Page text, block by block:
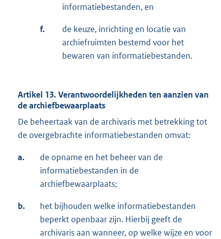
informatiebestanden, en
f.
de keuze, inrichting en locatie van
archiefruimten bestemd voor het
bewaren van informatiebestanden.
Artikel 13. Verantwoordelijkheden ten aanzien van
de archiefbewaarplaats
De beheertaak van de archivaris met betrekking tot
de overgebrachte informatiebestanden omvat:
a.
de opname en het beheer van de
informatiebestanden in de
archiefbewaarplaats;
b.
het bijhouden welke informatiebestanden
beperkt openbaar zijn. Hierbij geeft de
archivaris aan wanneer, op welke wijze en voor